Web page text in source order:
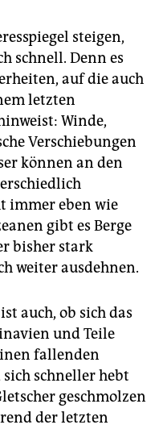
stei­gen,
schnell. Denn es
auf die auch
letzten
Winde,
Verschiebungen
können an den
immer eben wie
gibt es Berge
bisher stark
weiter ausdehnen.
auch, ob sich das
und Teile
fallenden
sich schneller hebt
geschmolzen
der letzten